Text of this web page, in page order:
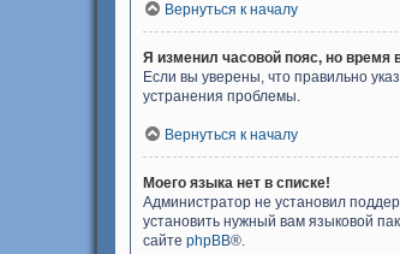
Вернуться к началу
Я изменил часовой пояс, но время
Если вы уверены, что правильно
устранения проблемы.
Вернуться к началу
Моего языка нет в списке!
Администратор не установил
установить нужный вам языковой
сайте phpBB®.